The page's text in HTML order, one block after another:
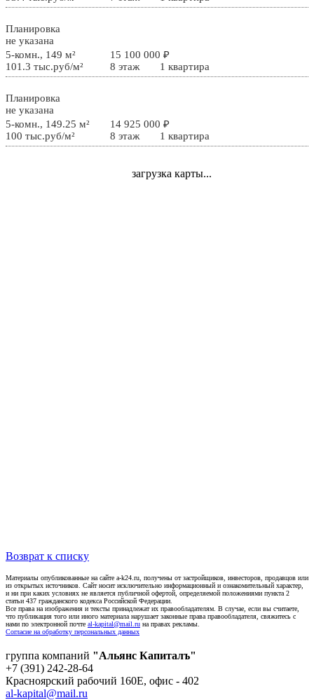
Планировка
не указана
5-комн., 149 м²
15 100 000 ₽
101.3 тыс.руб/м²
8 этаж 1 квартира
Планировка
не указана
5-комн., 149.25 м²
14 925 000 ₽
100 тыс.руб/м²
8 этаж 1 квартира
загрузка карты...
Возврат к списку
Материалы опубликованные на сайте a-k24.ru, получены от застройщиков, инвесторов, продавцов или
из открытых источников. Сайт носит исключительно информационный и ознакомительный характер,
и ни при каких условиях не является публичной офертой, определяемой положениями пункта 2
статьи 437 гражданского кодекса Российской Федерации.
Все права на изображения и тексты принадлежат их правообладателям. В случае, если вы считаете,
что публикация того или иного материала нарушает законные права правообладателя, свяжитесь с
нами по электронной почте al-kapital@mail.ru на правах рекламы.
Согласие на обработку персональных данных
группа компаний "Альянс Капиталъ"
+7 (391) 242-28-64
Красноярский рабочий 160E, офис - 402
al-kapital@mail.ru